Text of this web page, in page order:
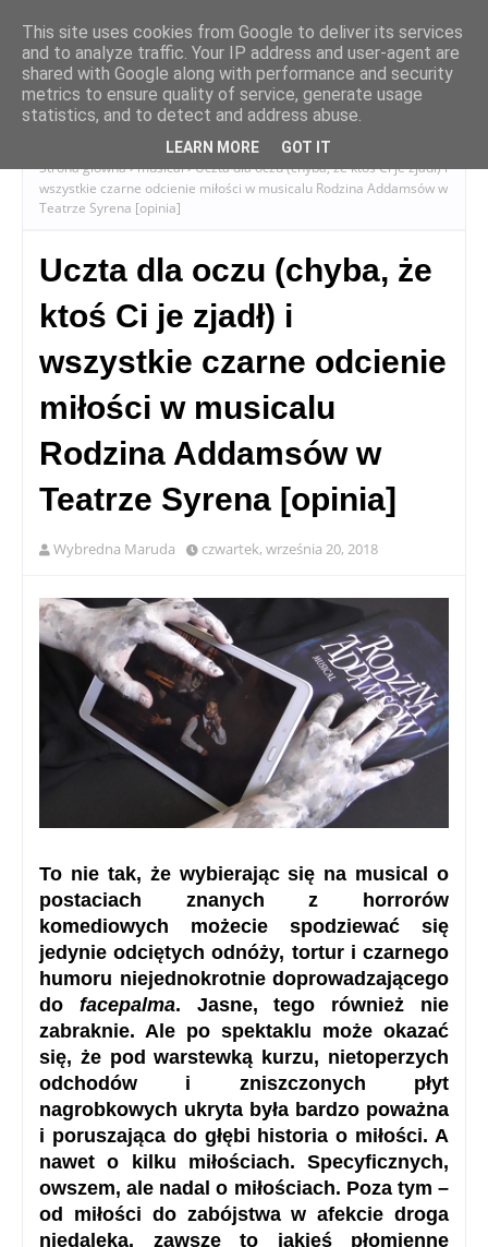
Strona główna musical Uczta dla oczu (chyba, że ktoś Ci je zjadł) i
wszystkie czarne odcienie miłości w musicalu Rodzina Addamsów w
Teatrze Syrena [opinia]
Uczta dla oczu (chyba, że
ktoś Ci je zjadł) i
wszystkie czarne odcienie
miłości w musicalu
Rodzina Addamsów w
Teatrze Syrena [opinia]
Wybredna Maruda czwartek, września 20, 2018
To nie tak, że wybierając się na musical o
postaciach znanych z horrorów
komediowych możecie spodziewać się
jedynie odciętych odnóży, tortur i czarnego
humoru niejednokrotnie doprowadzającego
do facepalma. Jasne, tego również nie
zabraknie. Ale po spektaklu może okazać
się, że pod warstewką kurzu, nietoperzych
odchodów i zniszczonych płyt
nagrobkowych ukryta była bardzo poważna
i poruszająca do głębi historia o miłości. A
nawet o kilku miłościach. Specyficznych,
owszem, ale nadal o miłościach. Poza tym –
od miłości do zabójstwa w afekcie droga
niedaleka, zawsze to jakieś płomienne
This site uses cookies from Google to deliver its services
and to analyze traffic. Your IP address and user-agent are
shared with Google along with performance and security
metrics to ensure quality of service, generate usage
statistics, and to detect and address abuse.
LEARN MORE GOT IT